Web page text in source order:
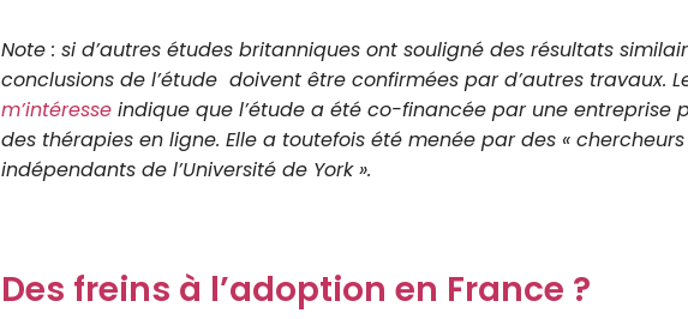
Note : si d’autres études britanniques ont souligné des résultats
conclusions de l’étude doivent être confirmées par d’autres travaux.
m’intéresseindique que l’étude a été co-financée par une entreprise
des thérapies en ligne. Elle a toutefois été menée par des « chercheurs
indépendants de l’Université de York ».
Des freins à l’adoption en France ?